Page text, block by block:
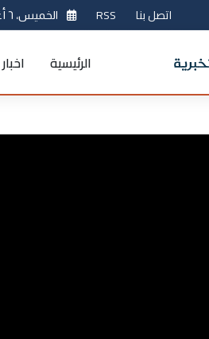
اتصل بنا RSS الخميس، ٦ أغسطس 2026
الرئيسية اخبار